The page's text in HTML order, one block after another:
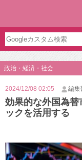
政治・経済・社会
2024/12/08 02:05 編集
効果的な外国為
ックを活用する